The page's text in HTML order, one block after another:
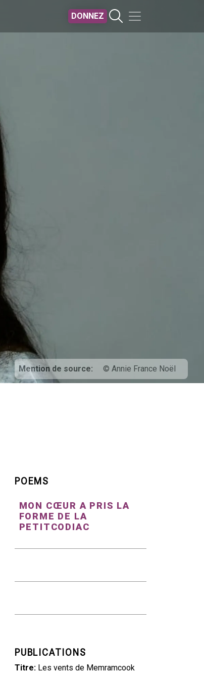
DONNEZ
Mention de source © Annie France Noël
POEMS
MON CŒUR A PRIS LA
FORME DE LA
PETITCODIAC
PUBLICATIONS
Titre Les vents de Memramcook